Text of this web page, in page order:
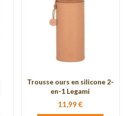
Trousse ours en silicone 2-
en-1 Legami
11,99 €